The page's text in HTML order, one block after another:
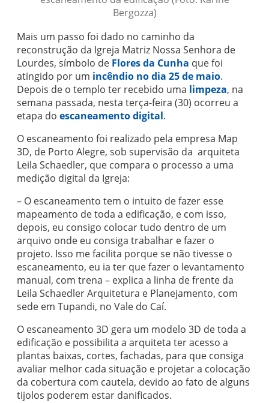
Bergozza)
Mais um passo foi dado no caminho da
reconstrução da Igreja Matriz Nossa Senhora de
Lourdes, símbolo de Flores da Cunha que foi
atingido por um incêndio no dia 25 de maio.
Depois de o templo ter recebido uma limpeza, na
semana passada, nesta terça-feira (30) ocorreu a
etapa do escaneamento digital.
O escaneamento foi realizado pela empresa Map
3D, de Porto Alegre, sob supervisão da arquiteta
Leila Schaedler, que compara o processo a uma
medição digital da Igreja:
– O escaneamento tem o intuito de fazer esse
mapeamento de toda a edificação, e com isso,
depois, eu consigo colocar tudo dentro de um
arquivo onde eu consiga trabalhar e fazer o
projeto. Isso me facilita porque se não tivesse o
escaneamento, eu ia ter que fazer o levantamento
manual, com trena – explica a linha de frente da
Leila Schaedler Arquitetura e Planejamento, com
sede em Tupandi, no Vale do Caí.
O escaneamento 3D gera um modelo 3D de toda a
edificação e possibilita a arquiteta ter acesso a
plantas baixas, cortes, fachadas, para que consiga
avaliar melhor cada situação e projetar a colocação
da cobertura com cautela, devido ao fato de alguns
tijolos poderem estar danificados.